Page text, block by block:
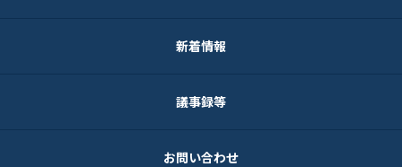
新着情報
議事録等
お問い合わせ